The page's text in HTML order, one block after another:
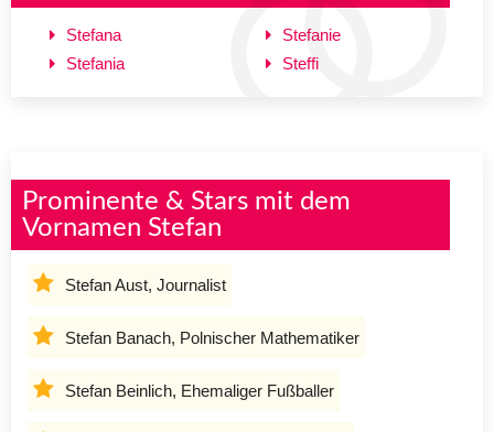
Stefana
Stefania
Stefanie
Steffi
Prominente & Stars mit dem
Vornamen Stefan
Stefan Aust, Journalist
Stefan Banach, Polnischer Mathematiker
Stefan Beinlich, Ehemaliger Fußballer